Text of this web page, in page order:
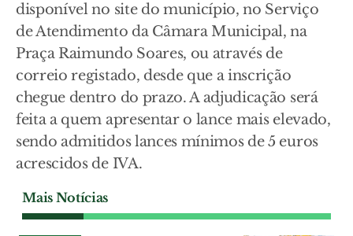
disponível no site do município, no Serviço
de Atendimento da Câmara Municipal, na
Praça Raimundo Soares, ou através de
correio registado, desde que a inscrição
chegue dentro do prazo. A adjudicação será
feita a quem apresentar o lance mais elevado,
sendo admitidos lances mínimos de 5 euros
acrescidos de IVA.
Mais Notícias